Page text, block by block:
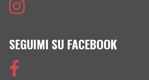
SEGUIMI SU FACEBOOK